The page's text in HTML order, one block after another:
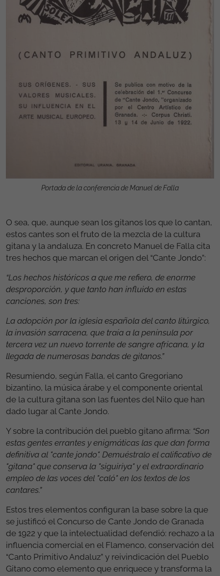
Portada de la conferencia de Manuel de Falla
O sea, que, aunque sean los gitanos los que lo cantan,
estos cantes son el fruto de la mezcla de la cultura
gitana y la andaluza. En concreto Manuel de Falla cita
tres hechos que marcan el origen del “Cante Jondo”:
“Los hechos históricos a que me refiero, de enorme
desproporción, y que tanto han influido en estas
canciones, son tres:
La adopción por la iglesia española del canto litúrgico,
la invasión sarracena, que traía a la península por
tercera vez un nuevo torrente de sangre africana, y la
llegada de numerosas bandas de gitanos.”
Resumiendo, según Falla, el canto Gregoriano
bizantino, la música árabe y el componente oriental
de la cultura gitana son las fuentes del Nilo que han
dado lugar al Cante Jondo.
Y sobre la contribución del pueblo gitano afirma: “Son
estas gentes errantes y enigmáticas las que dan forma
definitiva al "cante jondo". Demuéstralo el calificativo de
"gitana" que conserva la "siguiriya" y el extraordinario
empleo de las voces del "caló" en los textos de los
cantares.”
Estos tres elementos configuran la base sobre la que
se justificó el Concurso de Cante Jondo de Granada
de 1922 y que la intelectualidad defendió: rechazo a la
influencia comercial en el Flamenco, conservación del
“Canto Primitivo Andaluz” y reivindicación del Pueblo
Gitano como elemento que enriquece y transforma la